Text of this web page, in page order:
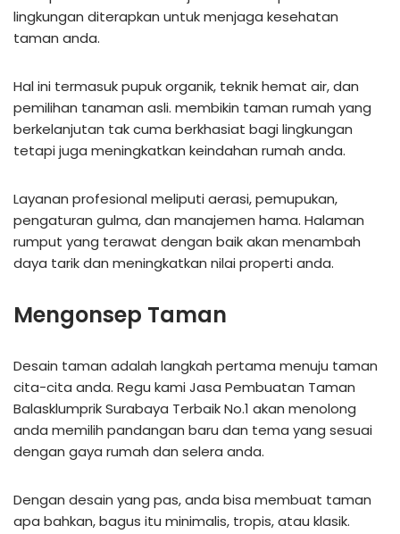
lingkungan diterapkan untuk menjaga kesehatan
taman anda.
Hal ini termasuk pupuk organik, teknik hemat air, dan
pemilihan tanaman asli. membikin taman rumah yang
berkelanjutan tak cuma berkhasiat bagi lingkungan
tetapi juga meningkatkan keindahan rumah anda.
Layanan profesional meliputi aerasi, pemupukan,
pengaturan gulma, dan manajemen hama. Halaman
rumput yang terawat dengan baik akan menambah
daya tarik dan meningkatkan nilai properti anda.
Mengonsep Taman
Desain taman adalah langkah pertama menuju taman
cita-cita anda. Regu kami Jasa Pembuatan Taman
Balasklumprik Surabaya Terbaik No.1 akan menolong
anda memilih pandangan baru dan tema yang sesuai
dengan gaya rumah dan selera anda.
Dengan desain yang pas, anda bisa membuat taman
apa bahkan, bagus itu minimalis, tropis, atau klasik.